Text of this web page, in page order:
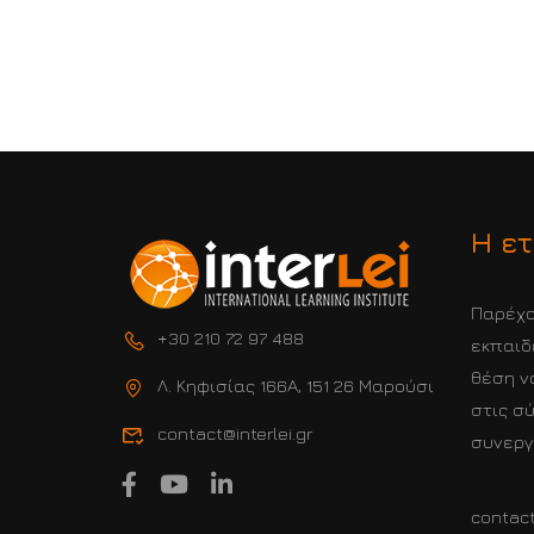
+30 210 72 97 488
Λ. Κηφισίας 166Α, 151 26 Μαρούσι
contact@interlei.gr
Η
θέση
στις
ΣΥΜΒΆΛΛΟΥΜΕ